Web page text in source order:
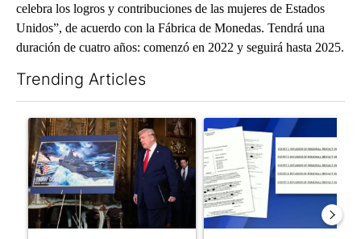
celebra los logros y contribuciones de las mujeres de Estados
Unidos”, de acuerdo con la Fábrica de Monedas. Tendrá una
duración de cuatro años: comenzó en 2022 y seguirá hasta 2025.
Trending Articles
A trending article titled "Trump-class battleships could come
A trending article titled